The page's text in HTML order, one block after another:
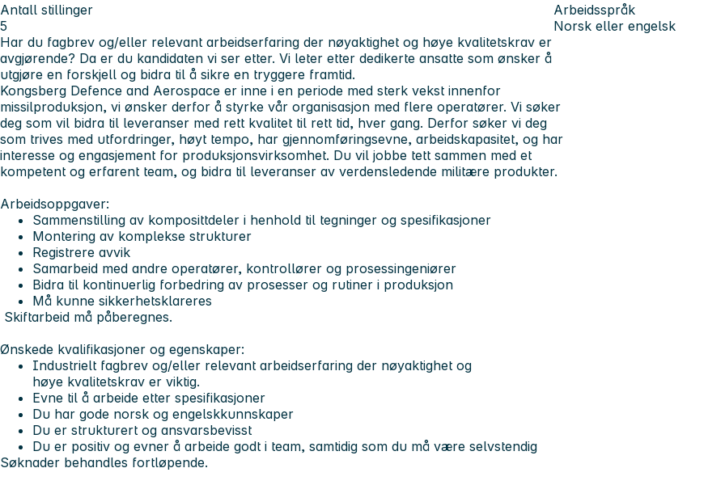
Antall stillinger
5
Arbeidsspråk
Norsk eller engelsk
Har du fagbrev og/eller relevant arbeidserfaring der nøyaktighet og høye kvalitetskrav er
avgjørende? Da er du kandidaten vi ser etter. Vi leter etter dedikerte ansatte som ønsker å
utgjøre en forskjell og bidra til å sikre en tryggere framtid.
Kongsberg Defence and Aerospace er inne i en periode med sterk vekst innenfor
missilproduksjon, vi ønsker derfor å styrke vår organisasjon med flere operatører. Vi søker
deg som vil bidra til leveranser med rett kvalitet til rett tid, hver gang. Derfor søker vi deg
som trives med utfordringer, høyt tempo, har gjennomføringsevne, arbeidskapasitet, og har
interesse og engasjement for produksjonsvirksomhet. Du vil jobbe tett sammen med et
kompetent og erfarent team, og bidra til leveranser av verdensledende militære produkter.
Arbeidsoppgaver:
Sammenstilling av komposittdeler i henhold til tegninger og spesifikasjoner
Montering av komplekse strukturer
Registrere avvik
Samarbeid med andre operatører, kontrollører og prosessingeniører
Bidra til kontinuerlig forbedring av prosesser og rutiner i produksjon
Må kunne sikkerhetsklareres
Skiftarbeid må påberegnes.
Ønskede kvalifikasjoner og egenskaper:
Industrielt fagbrev og/eller relevant arbeidserfaring der nøyaktighet og
høye kvalitetskrav er viktig.
Evne til å arbeide etter spesifikasjoner
Du har gode norsk og engelskkunnskaper
Du er strukturert og ansvarsbevisst
Du er positiv og evner å arbeide godt i team, samtidig som du må være selvstendig
Søknader behandles fortløpende.